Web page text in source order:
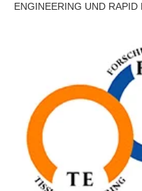
ENGINEERING UND RAPID